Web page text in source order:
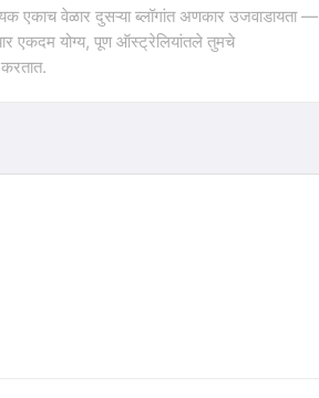
एकाच वेळार दुसऱ्या ब्लॉगांत अणकार उजवाडायता —
एकदम योग्य, पूण ऑस्ट्रेलियांतले तुमचे